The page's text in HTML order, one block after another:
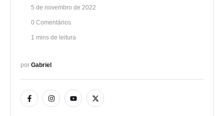
5 de novembro de 2022
0 Comentários
1 mins de leitura
por Gabriel